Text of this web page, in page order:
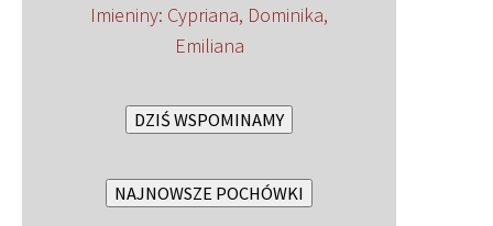
Imieniny: Cypriana, Dominika,
Emiliana
DZIŚ WSPOMINAMY
NAJNOWSZE POCHÓWKI